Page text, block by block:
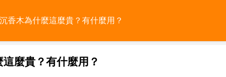
香木為什麼這麼貴？有什麼用？
麼貴？有什麼用？